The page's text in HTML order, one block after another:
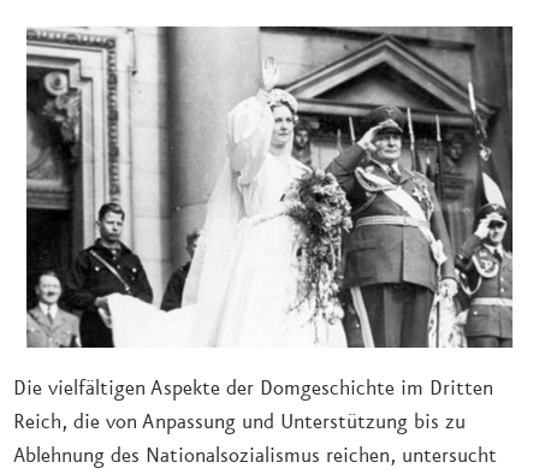
Die vielfältigen Aspekte der Domgeschichte im Dritten
Reich, die von Anpassung und Unterstützung bis zu
Ablehnung des Nationalsozialismus reichen, untersucht